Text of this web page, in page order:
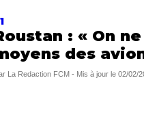
: « On
des
La Redaction FCM - Mis à jour le 02/02/